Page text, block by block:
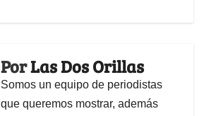
PorLas Dos Orillas
Somos un equipo de periodistas
que queremos mostrar, además